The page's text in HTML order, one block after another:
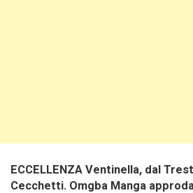
ECCELLENZA Ventinella, dal
Cecchetti. Omgba Manga